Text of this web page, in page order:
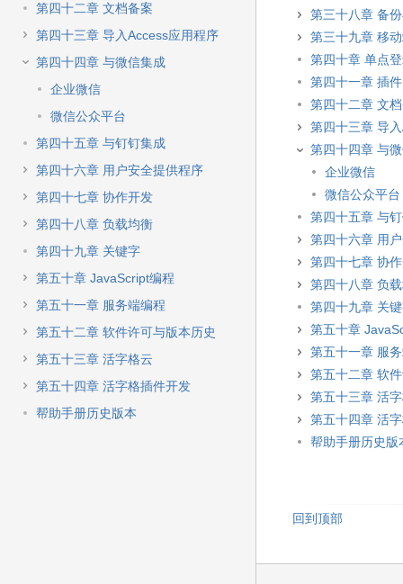
第四十二章 文档备案
第四十三章 导入Access应用程序
第四十四章 与微信集成
企业微信
微信公众平台
第四十五章 与钉钉集成
第四十六章 用户安全提供程序
第四十七章 协作开发
第四十八章 负载均衡
第四十九章 关键字
第五十章 JavaScript编程
第五十一章 服务端编程
第五十二章 软件许可与版本历史
第五十三章 活字格云
第五十四章 活字格插件开发
帮助手册历史版本
第三十八章 备
第三十九章 移
第四十章 单点
第四十一章 插件
第四十二章 文
第四十三章 导
第四十四章 与
企业微信
微信公众平台
第四十五章 与
第四十六章 用
第四十七章 协
第四十八章 负
第四十九章 关
第五十章
第五十一章 服
第五十二章 软
第五十三章 活
第五十四章 活
帮助手册历史版
回到顶部